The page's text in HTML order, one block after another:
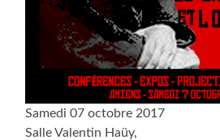
Samedi 07 octobre 2017
Salle Valentin Haüy,